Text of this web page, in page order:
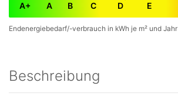
A+ A B C D E
Endenergiebedarf/-verbrauch in kWh je m² und Jahr
Beschreibung